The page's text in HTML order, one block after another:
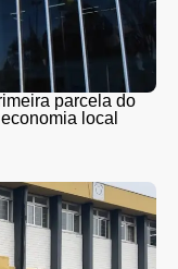
parcela do
local